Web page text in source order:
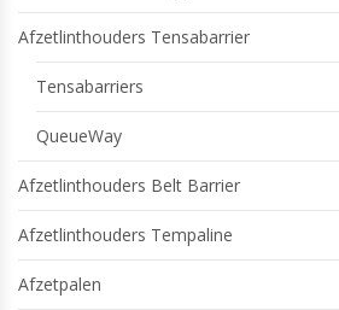
Afzetlinthouders Tensabarrier
Tensabarriers
QueueWay
Afzetlinthouders Belt Barrier
Afzetlinthouders Tempaline
Afzetpalen